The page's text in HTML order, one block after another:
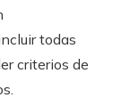
todas
criterios de